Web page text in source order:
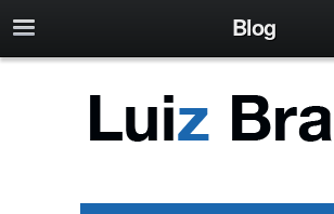
Blog